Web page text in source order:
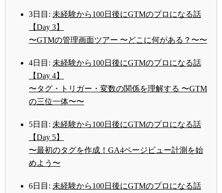
3日目: 未経験から100日後にGTMのプロになる話
【Day 3】
〜GTMの管理画面ツアー 〜どこに何がある？〜〜
4日目: 未経験から100日後にGTMのプロになる話
【Day 4】
〜タグ・トリガー・変数の関係を理解する 〜GTM
の三位一体〜〜
5日目: 未経験から100日後にGTMのプロになる話
【Day 5】
〜最初のタグを作成！GA4ページビュー計測を始
めよう〜
6日目: 未経験から100日後にGTMのプロになる話